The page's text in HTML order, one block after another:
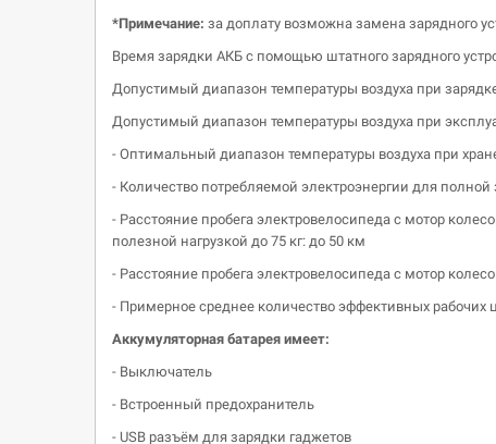
*Примечание: за доплату возможна замена зарядного
Время зарядки АКБ с помощью штатного зарядного
Допустимый диапазон температуры воздуха при
Допустимый диапазон температуры воздуха при
- Оптимальный диапазон температуры воздуха при
- Количество потребляемой электроэнергии для
- Расстояние пробега электровелосипеда с мотор
полезной нагрузкой до 75 кг: до 50 км
- Расстояние пробега электровелосипеда с мотор
- Примерное среднее количество эффективных
Аккумуляторная батарея имеет:
- Выключатель
- Встроенный предохранитель
- USB разъём для зарядки гаджетов